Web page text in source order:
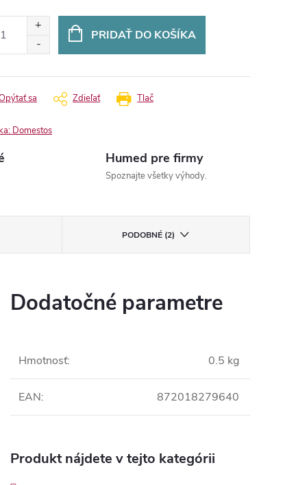
PRIDAŤ DO KOŠÍKA
Tlač
sa Zdieľať
Domestos
Humed pre firmy
Spoznajte všetky výhody.
PODOBNÉ (2)
Dodatočné parametre
Hmotnosť: 0.5 kg
EAN: 872018279640
Produkt nájdete v tejto kategórii